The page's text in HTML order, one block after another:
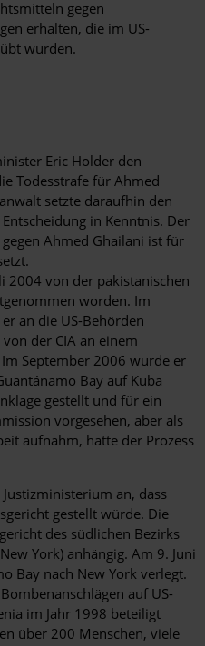
gegen
erhalten, die im US-
wurden.
Eric Holder den
Todesstrafe für Ahmed
setzte daraufhin den
in Kenntnis. Der
Ahmed Ghailani ist für
2004 von der pakistanischen
worden. Im
an die US-Behörden
der CIA an einem
September 2006 wurde er
Bay auf Kuba
gestellt und für ein
vorgesehen, aber als
aufnahm, hatte der Prozess
an, dass
gestellt würde. Die
des südlichen Bezirks
York) anhängig. Am 9. Juni
Bay nach New York verlegt.
auf US-
im Jahr 1998 beteiligt
über 200 Menschen, viele